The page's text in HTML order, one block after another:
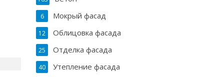
Мокрый фасад
6
Облицовка фасада
12
Отделка фасада
25
Утепление фасада
40